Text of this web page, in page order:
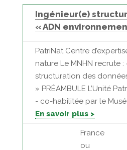
Ingénieur(e)
« ADN
PatriNat Centre
nature Le MNHN recrute
structuration des
» PRÉAMBULE L’Unité
- co-habilitée par le
En savoir plus >
France
ou